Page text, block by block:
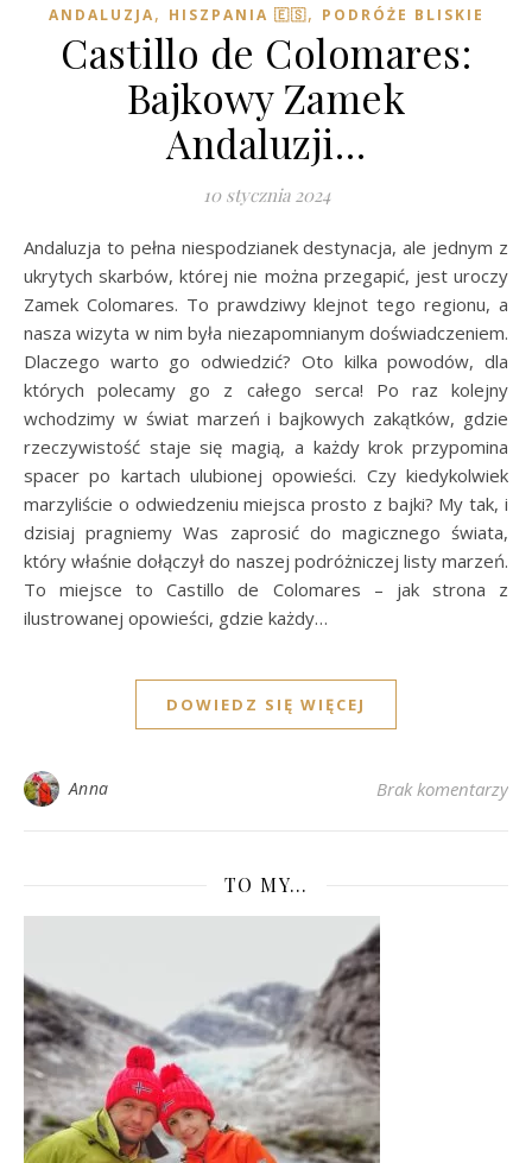
ANDALUZJA, HISZPANIA 🇪🇸, PODRÓŻE BLISKIE
Castillo de Colomares:
Bajkowy Zamek
Andaluzji…
10 stycznia 2024
Andaluzja to pełna niespodzianek destynacja, ale jednym z
ukrytych skarbów, której nie można przegapić, jest uroczy
Zamek Colomares. To prawdziwy klejnot tego regionu, a
nasza wizyta w nim była niezapomnianym doświadczeniem.
Dlaczego warto go odwiedzić? Oto kilka powodów, dla
których polecamy go z całego serca! Po raz kolejny
wchodzimy w świat marzeń i bajkowych zakątków, gdzie
rzeczywistość staje się magią, a każdy krok przypomina
spacer po kartach ulubionej opowieści. Czy kiedykolwiek
marzyliście o odwiedzeniu miejsca prosto z bajki? My tak, i
dzisiaj pragniemy Was zaprosić do magicznego świata,
który właśnie dołączył do naszej podróżniczej listy marzeń.
To miejsce to Castillo de Colomares – jak strona z
ilustrowanej opowieści, gdzie każdy…
DOWIEDZ SIĘ WIĘCEJ
Anna Brak komentarzy
TO MY…